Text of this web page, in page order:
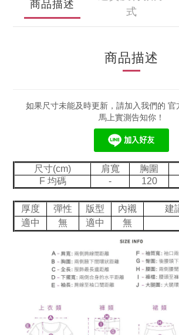
式
商品描述
如果尺寸未能及時更新，請加入我們的 官
馬上實測告知你！
尺寸(cm) 肩寬 胸圍
F 均碼
- 120
厚度 彈性 版型 內襯
建
適中
無 適中 無